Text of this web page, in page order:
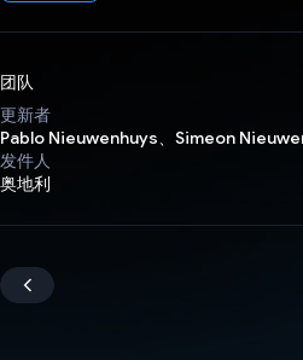
团队
更新者
Pablo Nieuwenhuys、Simeon
发件人
奥地利